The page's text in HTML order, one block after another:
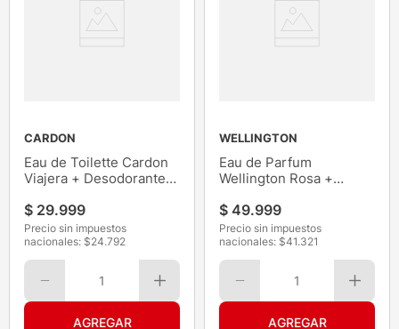
CARDON
Eau de Toilette Cardon
Viajera + Desodorante
$ 29.999
Precio sin impuestos
nacionales: $24.792
1
WELLINGTON
Eau de Parfum
Wellington Rosa +
$ 49.999
Precio sin impuestos
nacionales: $41.321
1